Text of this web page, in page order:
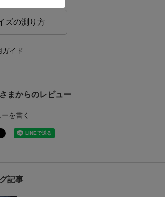
ズの測り方
ガイド
まからのレビュー
を書く
記事